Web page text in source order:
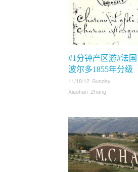
#1分钟产区游#法国
波尔多1855年分级
11/18/12 Sunday
Xiaohan Zhang